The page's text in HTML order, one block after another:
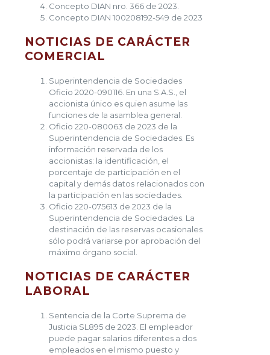
Concepto DIAN nro. 366 de 2023.
Concepto DIAN 100208192-549 de 2023
NOTICIAS DE CARÁCTER
COMERCIAL
Superintendencia de Sociedades
Oficio 2020-090116. En una S.A.S., el
accionista único es quien asume las
funciones de la asamblea general.
Oficio 220-080063 de 2023 de la
Superintendencia de Sociedades. Es
información reservada de los
accionistas: la identificación, el
porcentaje de participación en el
capital y demás datos relacionados con
la participación en las sociedades.
Oficio 220-075613 de 2023 de la
Superintendencia de Sociedades. La
destinación de las reservas ocasionales
sólo podrá variarse por aprobación del
máximo órgano social.
NOTICIAS DE CARÁCTER
LABORAL
Sentencia de la Corte Suprema de
Justicia SL895 de 2023. El empleador
puede pagar salarios diferentes a dos
empleados en el mismo puesto y